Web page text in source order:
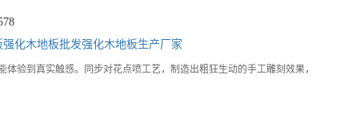
强化木地板批发强化木地板生产厂家
验到真实触感。同步对花点喷工艺，制造出粗狂生动的手工雕刻效果，